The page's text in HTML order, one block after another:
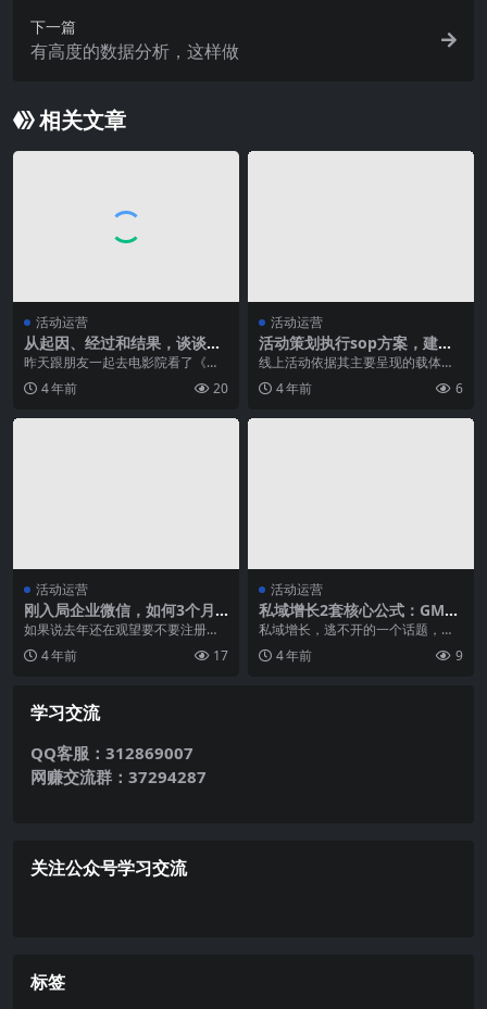
下一篇
有高度的数据分析，这样做
相关文章
活动运营
从起因、经过和结果，谈谈活
动运营那些事儿（适合菜鸟
+附实际案例）
昨天跟朋友一起去电影院看了《叶
问3》（放心的往下看吧，我不剧
透）。看了这么多电影...
4 年前 20
活动运营
活动策划执行sop方案，建议
收藏
线上活动依据其主要呈现的载体不
同，可以分为两类：第一类是自有
网站的营销活动；第二...
4 年前 6
活动运营
刚入局企业微信，如何3个月
增长5000个精准企业微信好友
如果说去年还在观望要不要注册企
业微信，那么今年毋庸置疑是要躬
身入局了，2021年...
4 年前 17
活动运营
私域增长2套核心公式：GMV+
LTV
私域增长，逃不开的一个话题，那
就是怎么计算。最近梳理和总结了2
套核心公式。 第一...
4 年前 9
学习交流
QQ客服：312869007
网赚交流群：37294287
关注公众号学习交流
标签